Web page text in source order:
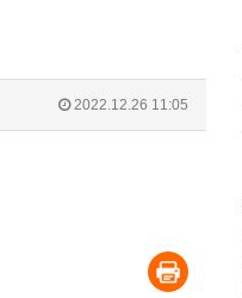
2022.12.26 11:05